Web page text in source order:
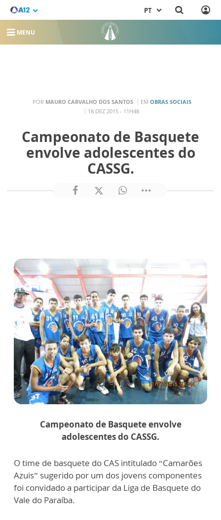
PT
MENU
POR MAURO CARVALHO DOS SANTOS EM OBRAS SOCIAIS
18 DEZ 2015 - 11H48
Campeonato de Basquete
envolve adolescentes do
CASSG.
Campeonato de Basquete envolve
adolescentes do CASSG.
O time de basquete do CAS intitulado “Camarões
Azuis” sugerido por um dos jovens componentes
foi convidado a participar da Liga de Basquete do
Vale do Paraíba.